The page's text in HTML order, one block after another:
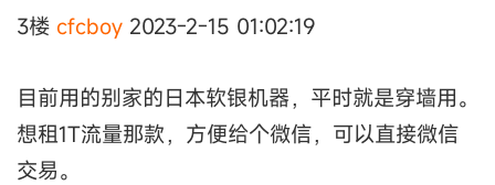
3楼 cfcboy 2023-2-15 01:02:19
目前用的别家的日本软银机器，平时就是穿墙用。
想租1T流量那款，方便给个微信，可以直接微信
交易。